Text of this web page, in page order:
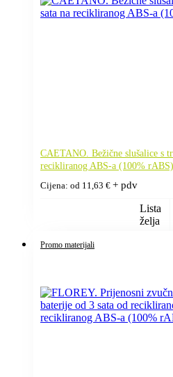
CAETANO. Bežične slušalice s
recikliranog ABS-a (100% rABS)
Cijena: od 11,63 € + pdv
Lista
želja
Promo materijali